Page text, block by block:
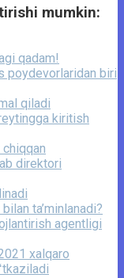
mumkin:
qadam!
poydevorlaridan biri
qiladi
kiritish
direktori
ta’minlanadi?
agentligi
xalqaro